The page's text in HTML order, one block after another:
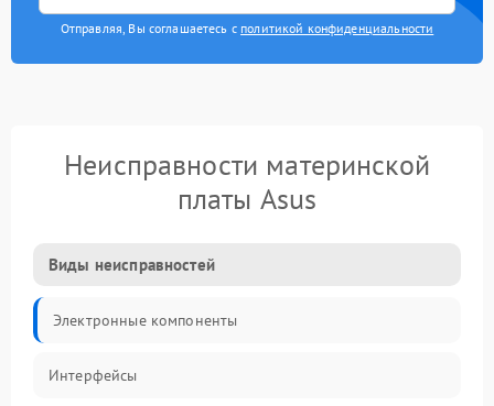
Отправляя, Вы соглашаетесь с политикой конфиденциальности
Неисправности материнской
платы Asus
Виды неисправностей
Электронные компоненты
Интерфейсы